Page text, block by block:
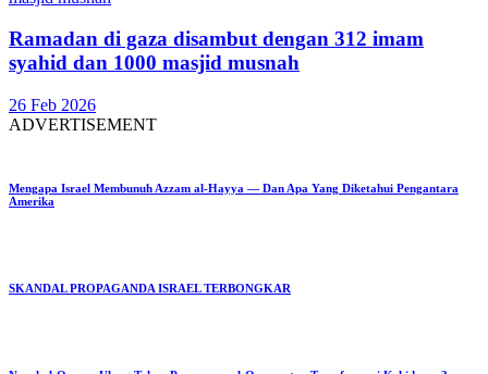
Ramadan di gaza disambut dengan 312 imam
syahid dan 1000 masjid musnah
26 Feb 2026
ADVERTISEMENT
Mengapa Israel Membunuh Azzam al-Hayya — Dan Apa Yang Diketahui Pengantara
Amerika
SKANDAL PROPAGANDA ISRAEL TERBONGKAR